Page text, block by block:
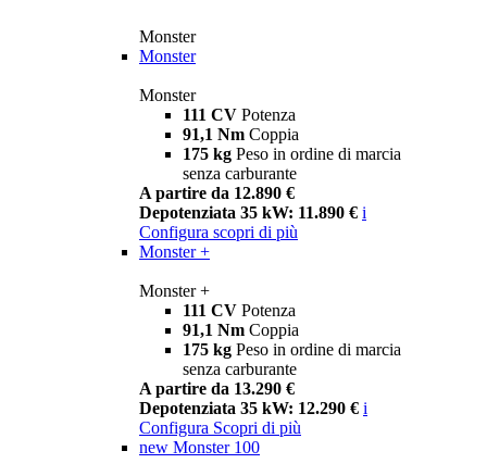
Monster
Monster
Monster
111 CV Potenza
91,1 Nm Coppia
175 kg Peso in ordine di marcia
senza carburante
A partire da 12.890 €
Depotenziata 35 kW: 11.890 € i
Configura scopri di più
Monster +
Monster +
111 CV Potenza
91,1 Nm Coppia
175 kg Peso in ordine di marcia
senza carburante
A partire da 13.290 €
Depotenziata 35 kW: 12.290 € i
Configura Scopri di più
new Monster 100